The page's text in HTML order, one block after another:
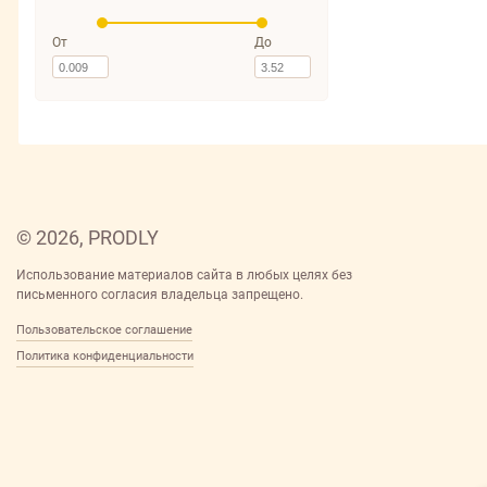
От До
© 2026, PRODLY
Использование материалов сайта в любых целях без
письменного согласия владельца запрещено.
Пользовательское соглашение
Политика конфиденциальности